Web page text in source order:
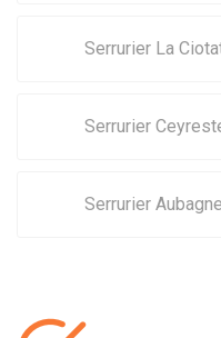
Serrurier La
Serrurier
Serrurier Aubagne